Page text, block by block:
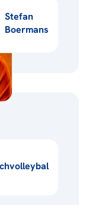
Stefan
Boermans